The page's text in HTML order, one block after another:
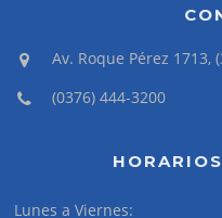
Av. Roque Pérez 1713,
(0376) 444-3200
Lunes a Viernes: